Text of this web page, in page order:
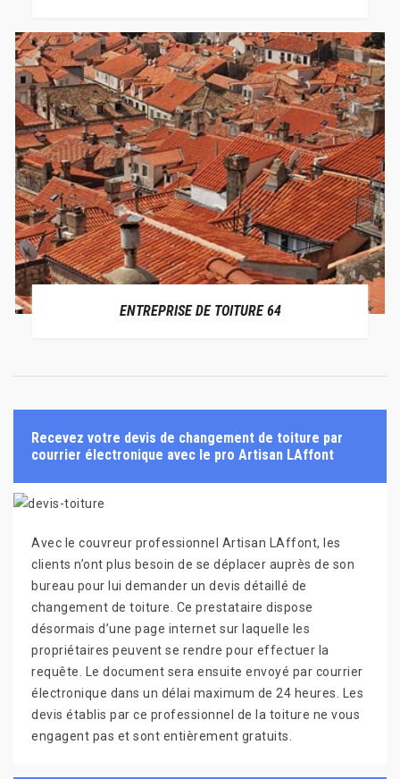
ENTREPRISE DE TOITURE 64
Recevez votre devis de changement de toiture par
courrier électronique avec le pro Artisan LAffont
Avec le couvreur professionnel Artisan LAffont, les
clients n’ont plus besoin de se déplacer auprès de son
bureau pour lui demander un devis détaillé de
changement de toiture. Ce prestataire dispose
désormais d’une page internet sur laquelle les
propriétaires peuvent se rendre pour effectuer la
requête. Le document sera ensuite envoyé par courrier
électronique dans un délai maximum de 24 heures. Les
devis établis par ce professionnel de la toiture ne vous
engagent pas et sont entièrement gratuits.